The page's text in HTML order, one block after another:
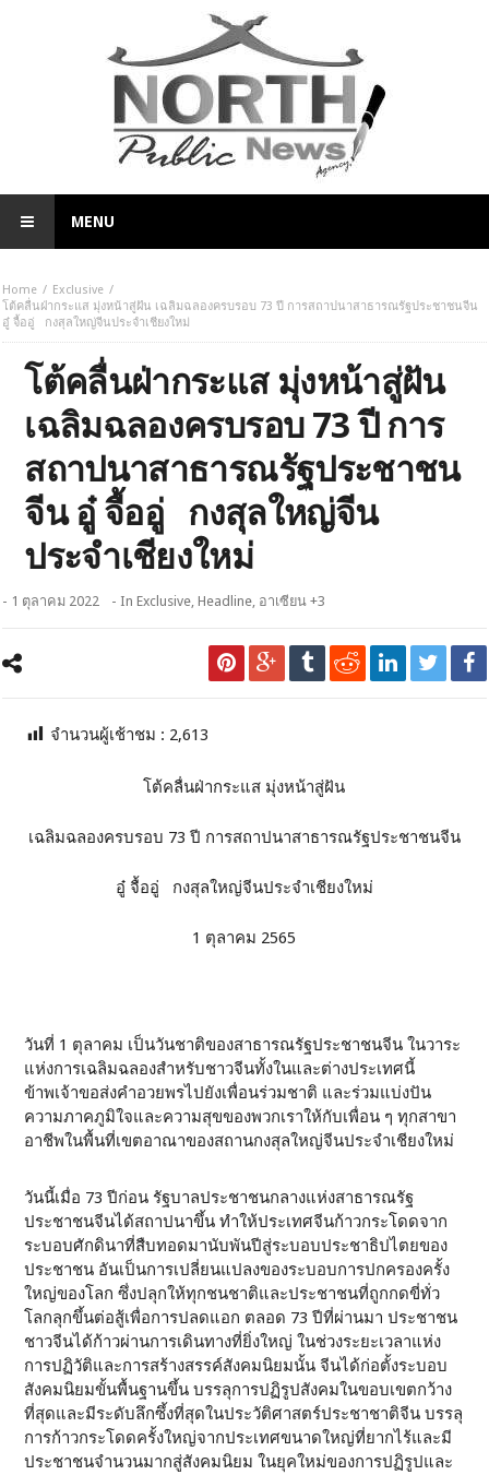
MENU
Home
Exclusive
โต้คลื่นฝ่ากระแส มุ่งหน้าสู่ฝัน เฉลิมฉลองครบรอบ 73 ปี การสถาปนาสาธารณรัฐประชาชนจีน
อู๋ จื้ออู่ กงสุลใหญ่จีนประจำเชียงใหม่
โต้คลื่นฝ่ากระแส มุ่งหน้าสู่ฝัน
เฉลิมฉลองครบรอบ 73 ปี การ
สถาปนาสาธารณรัฐประชาชน
จีน อู๋ จื้ออู่ กงสุลใหญ่จีน
ประจำเชียงใหม่
- 1 ตุลาคม 2022 - InExclusive,Headline, อาเซียน +3
จำนวนผู้เช้าชม : 2,613
โต้คลื่นฝ่ากระแส มุ่งหน้าสู่ฝัน
เฉลิมฉลองครบรอบ 73 ปี การสถาปนาสาธารณรัฐประชาชนจีน
อู๋ จื้ออู่ กงสุลใหญ่จีนประจำเชียงใหม่
1 ตุลาคม 2565
วันที่ 1 ตุลาคม เป็นวันชาติของสาธารณรัฐประชาชนจีน ในวาระ
แห่งการเฉลิมฉลองสำหรับชาวจีนทั้งในและต่างประเทศนี้
ข้าพเจ้าขอส่งคำอวยพรไปยังเพื่อนร่วมชาติ และร่วมแบ่งปัน
ความภาคภูมิใจและความสุขของพวกเราให้กับเพื่อน ๆ ทุกสาขา
อาชีพในพื้นที่เขตอาณาของสถานกงสุลใหญ่จีนประจำเชียงใหม่
วันนี้เมื่อ 73 ปีก่อน รัฐบาลประชาชนกลางแห่งสาธารณรัฐ
ประชาชนจีนได้สถาปนาขึ้น ทำให้ประเทศจีนก้าวกระโดดจาก
ระบอบศักดินาที่สืบทอดมานับพันปีสู่ระบอบประชาธิปไตยของ
ประชาชน อันเป็นการเปลี่ยนแปลงของระบอบการปกครองครั้ง
ใหญ่ของโลก ซึ่งปลุกให้ทุกชนชาติและประชาชนที่ถูกกดขี่ทั่ว
โลกลุกขึ้นต่อสู้เพื่อการปลดแอก ตลอด 73 ปีที่ผ่านมา ประชาชน
ชาวจีนได้ก้าวผ่านการเดินทางที่ยิ่งใหญ่ ในช่วงระยะเวลาแห่ง
การปฏิวัติและการสร้างสรรค์สังคมนิยมนั้น จีนได้ก่อตั้งระบอบ
สังคมนิยมขั้นพื้นฐานขึ้น บรรลุการปฏิรูปสังคมในขอบเขตกว้าง
ที่สุดและมีระดับลึกซึ้งที่สุดในประวัติศาสตร์ประชาชาติจีน บรรลุ
การก้าวกระโดดครั้งใหญ่จากประเทศขนาดใหญ่ที่ยากไร้และมี
ประชาชนจำนวนมากสู่สังคมนิยม ในยุคใหม่ของการปฏิรูปและ